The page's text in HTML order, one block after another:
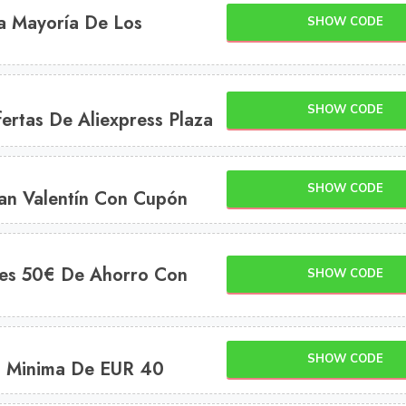
Mayoría De Los SHOW CODE
De Aliexpress Plaza SHOW CODE
Valentín Con Cupón SHOW CODE
50€ De Ahorro Con SHOW CODE
De EUR 40 SHOW CODE